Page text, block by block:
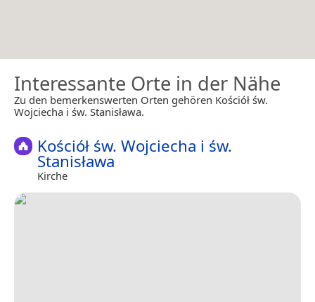
Interessante Orte in der Nähe
Zu den bemerkenswerten Orten gehören Kościół św.
Wojciecha i św. Stanisława.
Kościół św. Wojciecha i św.
Stanisława
Kirche